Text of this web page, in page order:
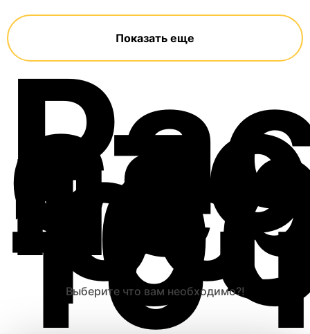
Показать еще
со
Выберите что вам необходимо?!